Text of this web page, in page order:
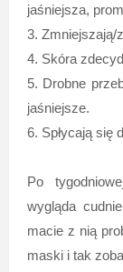
jaśniejsza,
3. Zmniejszają/
4. Skóra
5. Drobne
jaśniejsze.
6. Spłycają się
Po
wygląda
macie z nią
maski i tak